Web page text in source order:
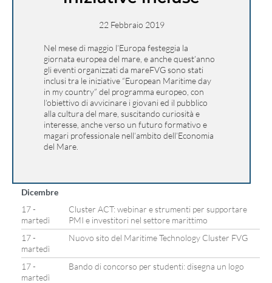
22 Febbraio 2019
Nel mese di maggio l’Europa festeggia la
giornata europea del mare, e anche quest’anno
gli eventi organizzati da mareFVG sono stati
inclusi tra le iniziative “European Maritime day
in my country” del programma europeo, con
l’obiettivo di avvicinare i giovani ed il pubblico
alla cultura del mare, suscitando curiosità e
interesse, anche verso un futuro formativo e
magari professionale nell’ambito dell’Economia
del Mare.
Dicembre
17 -
martedì
Cluster ACT: webinar e strumenti per supportare
PMI e investitori nel settore marittimo
17 -
martedì
Nuovo sito del Maritime Technology Cluster FVG
17 -
martedì
Bando di concorso per studenti: disegna un logo